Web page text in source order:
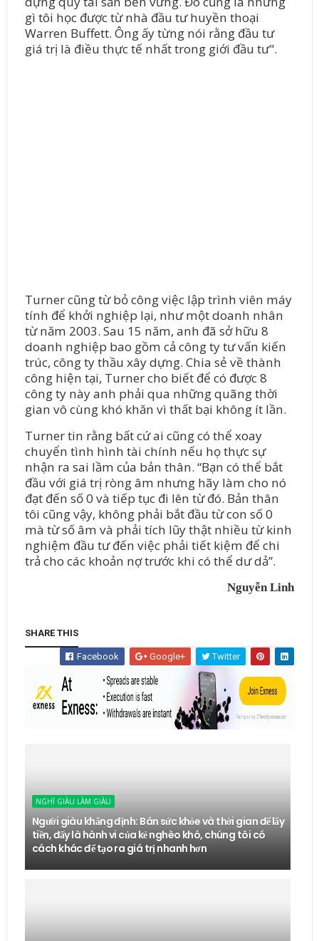
gì tôi học được từ nhà đầu tư huyền thoại
Warren Buffett. Ông ấy từng nói rằng đầu tư
giá trị là điều thực tế nhất trong giới đầu tư".
Turner cũng từ bỏ công việc lập trình viên máy
tính để khởi nghiệp lại, như một doanh nhân
từ năm 2003. Sau 15 năm, anh đã sở hữu 8
doanh nghiệp bao gồm cả công ty tư vấn kiến
trúc, công ty thầu xây dựng. Chia sẻ về thành
công hiện tại, Turner cho biết để có được 8
công ty này anh phải qua những quãng thời
gian vô cùng khó khăn vì thất bại không ít lần.
Turner tin rằng bất cứ ai cũng có thể xoay
chuyển tình hình tài chính nếu họ thực sự
nhận ra sai lầm của bản thân. “Bạn có thể bắt
đầu với giá trị ròng âm nhưng hãy làm cho nó
đạt đến số 0 và tiếp tục đi lên từ đó. Bản thân
tôi cũng vậy, không phải bắt đầu từ con số 0
mà từ số âm và phải tích lũy thật nhiều từ kinh
nghiệm đầu tư đến việc phải tiết kiệm để chi
trả cho các khoản nợ trước khi có thể dư dả”.
Nguyễn Linh
SHARE THIS
Facebook Google+ Twitter
NGHĨ GIÀU LÀM GIÀU
Người giàu khẳng định: Bán sức khỏe và thời gian để lấy
tiền, đấy là hành vi của kẻ nghèo khó, chúng tôi có
cách khác để tạo ra giá trị nhanh hơn